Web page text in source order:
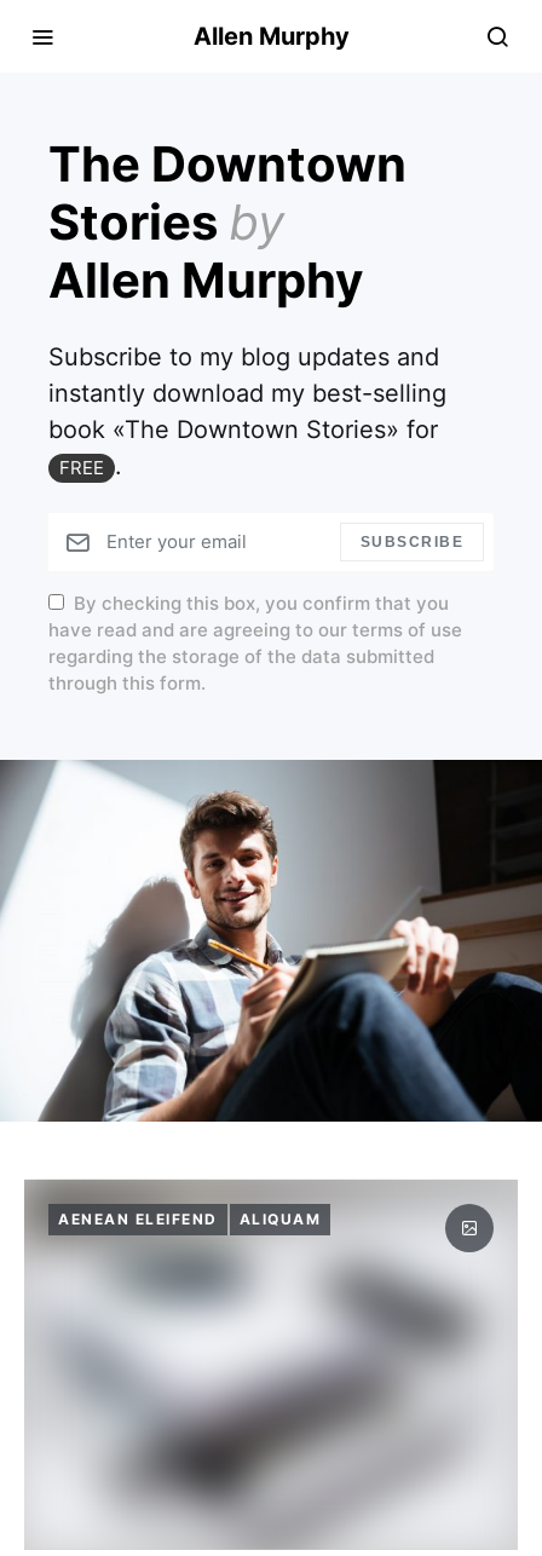
Allen Murphy
The Downtown
Stories by
Allen Murphy
Subscribe to my blog updates and
instantly download my best-selling
book «The Downtown Stories» for
FREE .
SUBSCRIBE
By checking this box, you confirm that you
have read and are agreeing to our terms of use
regarding the storage of the data submitted
through this form.
AENEAN ELEIFEND ALIQUAM